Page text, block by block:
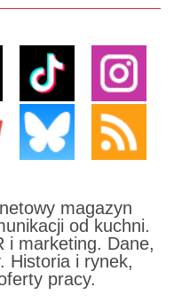
magazyn
od kuchni.
i marketing. Dane,
Historia i rynek,
pracy.